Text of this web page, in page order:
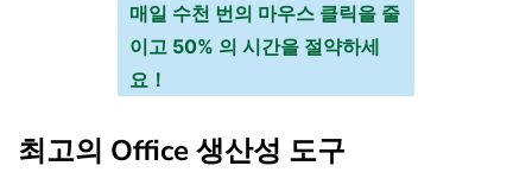
매일 수천 번의 마우스 클릭을 줄
이고 50% 의 시간을 절약하세
요！
최고의 Office 생산성 도구